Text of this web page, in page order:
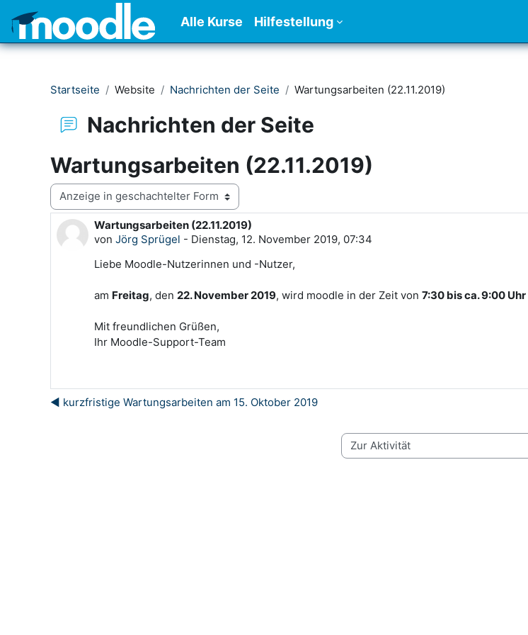
Alle Kurse Hilfestellung
Startseite Website Nachrichten der Seite Wartungsarbeiten (22.11.2019)
Nachrichten der Seite
Wartungsarbeiten (22.11.2019)
Anzeigemodus
Wartungsarbeiten (22.11.2019)
von Jörg Sprügel - Dienstag, 12. November 2019, 07:34
Anzahl Antworten: 0
Liebe Moodle-Nutzerinnen und -Nutzer,
am Freitag, den 22. November 2019, wird moodle in der Zeit von 7:30 bis ca. 9:00 Uhr
Mit freundlichen Grüßen,
Ihr Moodle-Support-Team
◀︎ kurzfristige Wartungsarbeiten am 15. Oktober 2019
Zur Aktivität